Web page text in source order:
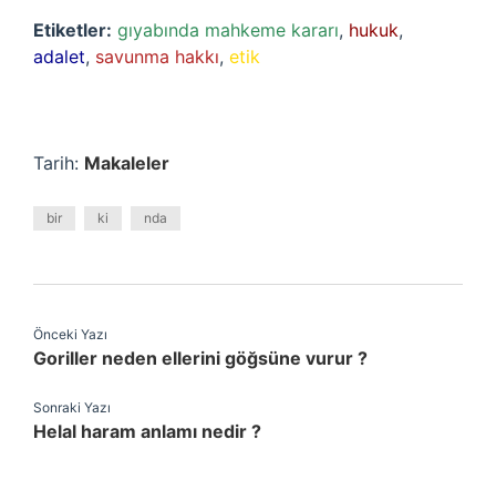
Etiketler: gıyabında mahkeme kararı, hukuk,
adalet, savunma hakkı, etik
Tarih: Makaleler
bir ki nda
Önceki Yazı
Goriller neden ellerini göğsüne vurur ?
Sonraki Yazı
Helal haram anlamı nedir ?